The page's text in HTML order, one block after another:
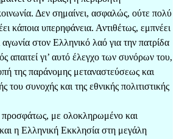
Δεν σημαίνει, ασφαλώς, ούτε πολύ
κάποια υπερηφάνεια. Αντιθέτως, εμπνέει
στον Ελληνικό λαό για την πατρίδα
απαιτεί γι’ αυτό έλεγχο των συνόρων του,
της παράνομης μεταναστεύσεως και
του συνοχής και της εθνικής πολιτιστικής
προσφάτως, με ολοκληρωμένο και
η Ελληνική Εκκλησία στη μεγάλη